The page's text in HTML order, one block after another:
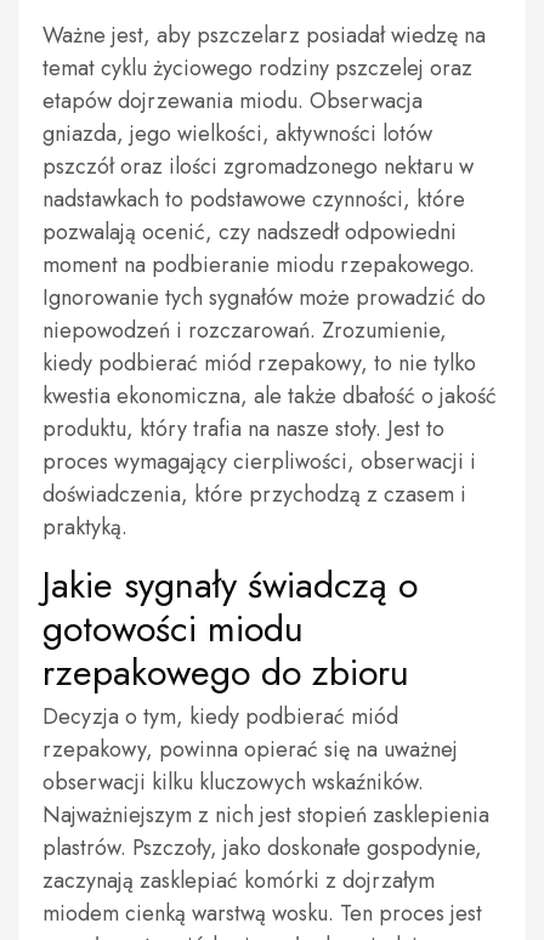
Ważne jest, aby pszczelarz posiadał wiedzę na
temat cyklu życiowego rodziny pszczelej oraz
etapów dojrzewania miodu. Obserwacja
gniazda, jego wielkości, aktywności lotów
pszczół oraz ilości zgromadzonego nektaru w
nadstawkach to podstawowe czynności, które
pozwalają ocenić, czy nadszedł odpowiedni
moment na podbieranie miodu rzepakowego.
Ignorowanie tych sygnałów może prowadzić do
niepowodzeń i rozczarowań. Zrozumienie,
kiedy podbierać miód rzepakowy, to nie tylko
kwestia ekonomiczna, ale także dbałość o jakość
produktu, który trafia na nasze stoły. Jest to
proces wymagający cierpliwości, obserwacji i
doświadczenia, które przychodzą z czasem i
praktyką.
Jakie sygnały świadczą o
gotowości miodu
rzepakowego do zbioru
Decyzja o tym, kiedy podbierać miód
rzepakowy, powinna opierać się na uważnej
obserwacji kilku kluczowych wskaźników.
Najważniejszym z nich jest stopień zasklepienia
plastrów. Pszczoły, jako doskonałe gospodynie,
zaczynają zasklepiać komórki z dojrzałym
miodem cienką warstwą wosku. Ten proces jest